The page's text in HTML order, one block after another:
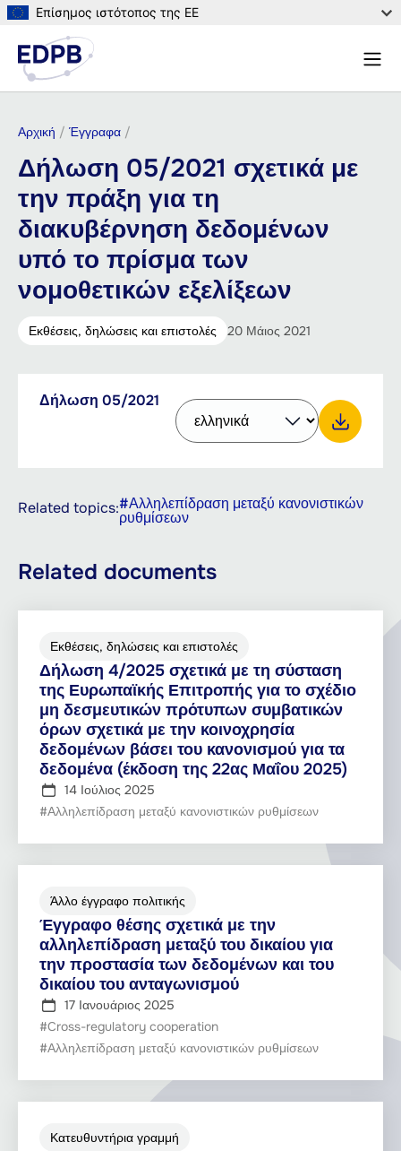
Παράκαμψη
κυρίως
Επίσημος ιστότοπος της ΕΕ
Breadcrumb
Αρχική Έγγραφα
Δήλωση 05/2021 σχετικά με
την πράξη για τη
διακυβέρνηση δεδομένων
υπό το πρίσμα των
νομοθετικών εξελίξεων
Εκθέσεις, δηλώσεις και επιστολές 20 Μάιος 2021
Downloadable
documents
Δήλωση 05/2021
PDF,
Select
other
language
with
the
Related topics:#Αλληλεπίδραση μεταξύ κανονιστικών
ρυθμίσεων
Related documents
Δήλωση 4/2025 σχετικά με τη σύσταση
της Ευρωπαϊκής Επιτροπής για το σχέδιο
μη δεσμευτικών πρότυπων συμβατικών
όρων σχετικά με την κοινοχρησία
δεδομένων βάσει του κανονισμού για τα
δεδομένα (έκδοση της 22ας Μαΐου 2025)
Εκθέσεις, δηλώσεις και επιστολές
14 Ιούλιος 2025
#Αλληλεπίδραση μεταξύ κανονιστικών ρυθμίσεων
Έγγραφο θέσης σχετικά με την
αλληλεπίδραση μεταξύ του δικαίου για
την προστασία των δεδομένων και του
δικαίου του ανταγωνισμού
Άλλο έγγραφο πολιτικής
17 Ιανουάριος 2025
#Cross-regulatory cooperation
#Αλληλεπίδραση μεταξύ κανονιστικών ρυθμίσεων
Κατευθυντήρια γραμμή